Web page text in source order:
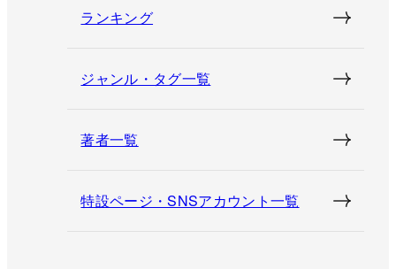
ランキング
ジャンル・タグ一覧
著者一覧
特設ページ・SNSアカウント一覧